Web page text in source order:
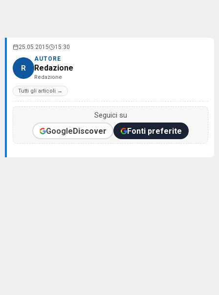
25.05.2015 15:30
R
AUTORE
Redazione
Redazione
Tutti gli articoli →
Seguici su
GoogleDiscover Fonti preferite